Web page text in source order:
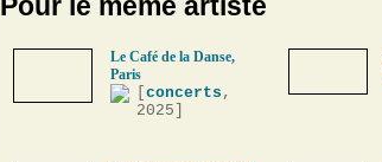
Le Café de la Danse,
Paris
concerts ,
2025]